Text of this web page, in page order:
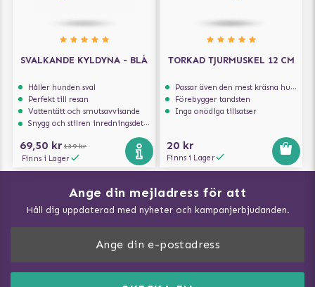
SVALKANDE KYLDYNA - BLÅ
Håller hunden sval
Perfekt till resan
Vattentätt och smutsavvisande
Snygg och stilren inredningsdetalj
69,50 kr 139 kr
Finns i Lager
TORKAD TJURMUSKEL 12 CM
Passar även den mest kräsna hunden
Förebygger tandsten
Inga onödiga tillsatser
20 kr
Finns i Lager
Ange din mejladress för att
Håll dig uppdaterad med nyheter och kampanjerbjudanden.
DogArtist.se drivs av:
Vad kan hundar äta?
Träna Nose Work hemma